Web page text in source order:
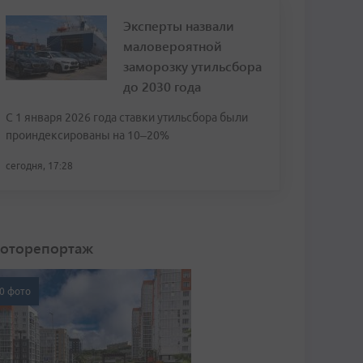
Эксперты назвали
маловероятной
заморозку утильсбора
до 2030 года
С 1 января 2026 года ставки утильсбора были
проиндексированы на 10–20%
сегодня, 17:28
фото